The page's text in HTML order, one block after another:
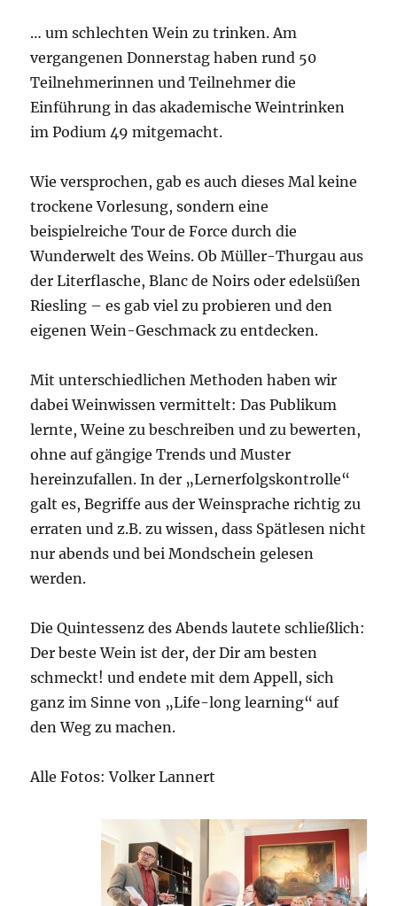
… um schlechten Wein zu trinken. Am
vergangenen Donnerstag haben rund 50
Teilnehmerinnen und Teilnehmer die
Einführung in das akademische Weintrinken
im Podium 49 mitgemacht.
Wie versprochen, gab es auch dieses Mal keine
trockene Vorlesung, sondern eine
beispielreiche Tour de Force durch die
Wunderwelt des Weins. Ob Müller-Thurgau aus
der Literflasche, Blanc de Noirs oder edelsüßen
Riesling – es gab viel zu probieren und den
eigenen Wein-Geschmack zu entdecken.
Mit unterschiedlichen Methoden haben wir
dabei Weinwissen vermittelt: Das Publikum
lernte, Weine zu beschreiben und zu bewerten,
ohne auf gängige Trends und Muster
hereinzufallen. In der „Lernerfolgskontrolle“
galt es, Begriffe aus der Weinsprache richtig zu
erraten und z.B. zu wissen, dass Spätlesen nicht
nur abends und bei Mondschein gelesen
werden.
Die Quintessenz des Abends lautete schließlich:
Der beste Wein ist der, der Dir am besten
schmeckt! und endete mit dem Appell, sich
ganz im Sinne von „Life-long learning“ auf
den Weg zu machen.
Alle Fotos: Volker Lannert